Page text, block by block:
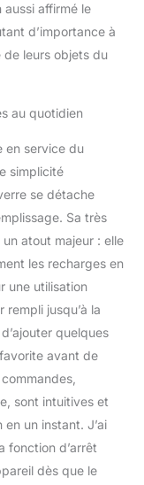
une
uniforme
et de
chambre, le
niveau
est inférieur
ce qui peut
un
le
Vous
profiter de
et
de votre
à tout
avec
: choisissez
modes :
aussi affirmé le
d’importance à
de leurs objets du
au quotidien
en service du
simplicité
se détache
Sa très
atout majeur : elle
les recharges en
une utilisation
jusqu’à la
quelques
avant de
sont intuitives et
un instant. J’ai
fonction d’arrêt
dès que le